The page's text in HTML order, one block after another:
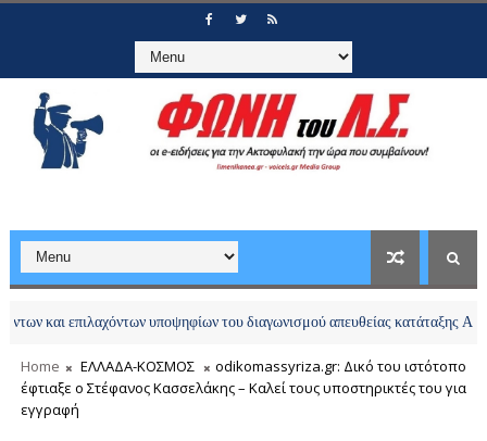
επιλαχόντων υποψηφίων του διαγωνισμού απευθείας κατάταξης
Home ΕΛΛΑΔΑ-ΚΟΣΜΟΣ
odikomassyriza.gr: Δικό του ιστότοπο
έφτιαξε ο Στέφανος Κασσελάκης – Καλεί τους υποστηρικτές του για
εγγραφή